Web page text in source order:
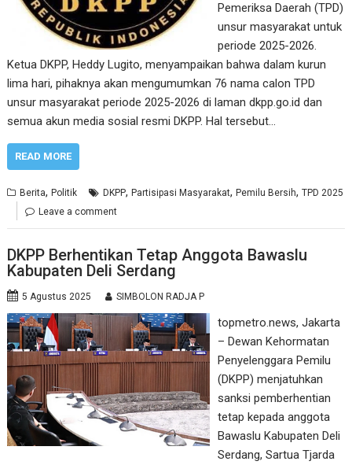
Pemeriksa Daerah (TPD)
unsur masyarakat untuk
periode 2025-2026.
Ketua DKPP, Heddy Lugito, menyampaikan bahwa dalam kurun
lima hari, pihaknya akan mengumumkan 76 nama calon TPD
unsur masyarakat periode 2025-2026 di laman dkpp.go.id dan
semua akun media sosial resmi DKPP. Hal tersebut…
READ MORE
Berita,Politik DKPP,Partisipasi Masyarakat,Pemilu Bersih,TPD 2025
Leave a comment
DKPP Berhentikan Tetap Anggota Bawaslu
Kabupaten Deli Serdang
5 Agustus 2025 SIMBOLON RADJA P
topmetro.news, Jakarta
– Dewan Kehormatan
Penyelenggara Pemilu
(DKPP) menjatuhkan
sanksi pemberhentian
tetap kepada anggota
Bawaslu Kabupaten Deli
Serdang, Sartua Tjarda